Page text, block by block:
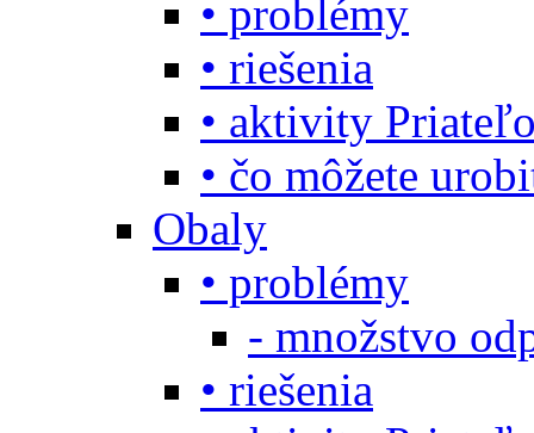
• problémy
• riešenia
• aktivity
• čo môžete
Obaly
• problémy
- množstvo
• riešenia